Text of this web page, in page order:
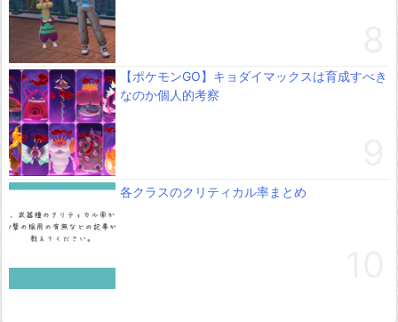
【ポケモンGO】キョダイマックスは育成すべき
なのか個人的考察
各クラスのクリティカル率まとめ